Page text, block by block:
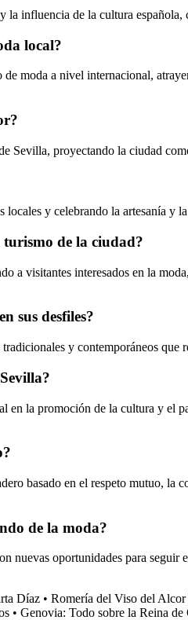
influencia de la cultura
local?
moda a nivel internacional,
Sevilla, proyectando la ciudad
y celebrando la artesanía y
turismo de la ciudad?
visitantes interesados en la
sus desfiles?
y contemporáneos
en la promoción de la cultura y
basado en el respeto mutuo, la
de la moda?
oportunidades para
Díaz • Romería del Viso del Alcor
• Genovia: Todo sobre la Reina de